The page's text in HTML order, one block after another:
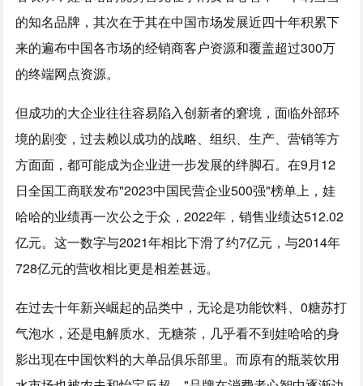
的知名品牌，其次在于其在中国市场发展近四十年积累下
来的遍布中国各市场的经销商客户资源和覆盖超过300万
的终端网点资源。
但成功的大企业往往容易陷入创新者的窘境，面临外部环
境的剧变，过去赖以成功的战略、组织、生产、营销等方
方面面，都可能成为企业进一步发展的绊脚石。在9月12
日全国工商联发布"2023中国民营企业500强"榜单上，娃
哈哈的业绩再一次公之于众，2022年，销售业绩达512.02
亿元。这一数字与2021年相比下滑了约7亿元，与2014年
728亿元的营收相比更是相差甚远。
在过去十年新兴崛起的品类中，无论是功能饮料、0糖苏打
气泡水，还是电解质水、无糖茶，几乎看不到娃哈哈的身
影出现在中国饮料的大单品俱乐部里。而原有的瓶装饮用